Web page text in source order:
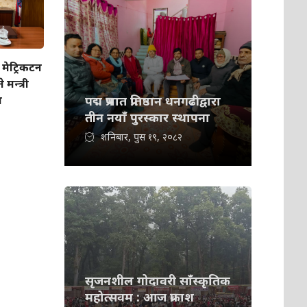
पद्म प्रभात प्रतिष्ठान धनगढीद्वारा
तीन नयाँ पुरस्कार स्थापना
शनिबार, पुस १९, २०८२
सृजनशील गोदावरी साँस्कृतिक
महोत्सवम : आज प्रकाश